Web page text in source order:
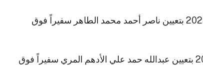
كما أصدر سمو الأمير القرار الأميري رقم 45 لسنة 2025 بتعيين ناصر أحمد محمد الطاهر سفيراً فوق
وأصدر سمو الأمير القرار الأميري رقم 46 لسنة 2025 بتعيين عبدالله حمد علي الأدهم المري سفيراً فوق